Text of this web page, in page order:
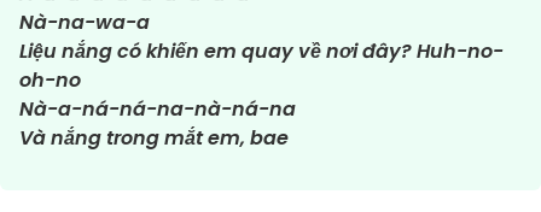
Nà-na-wa-a
Liệu nắng có khiến em quay về nơi đây? Huh-no-
oh-no
Nà-a-ná-ná-na-nà-ná-na
Và nắng trong mắt em, bae